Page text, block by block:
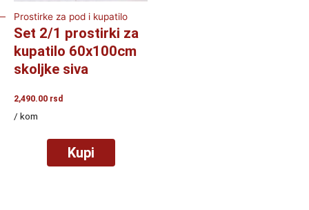
Prostirke za pod i kupatilo
Set 2/1 prostirki za
kupatilo 60x100cm
skoljke siva
2,490.00 rsd
/ kom
Kupi